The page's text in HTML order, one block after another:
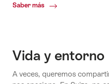
Saber más
Common.Of
Vida y entorno
A veces, queremos